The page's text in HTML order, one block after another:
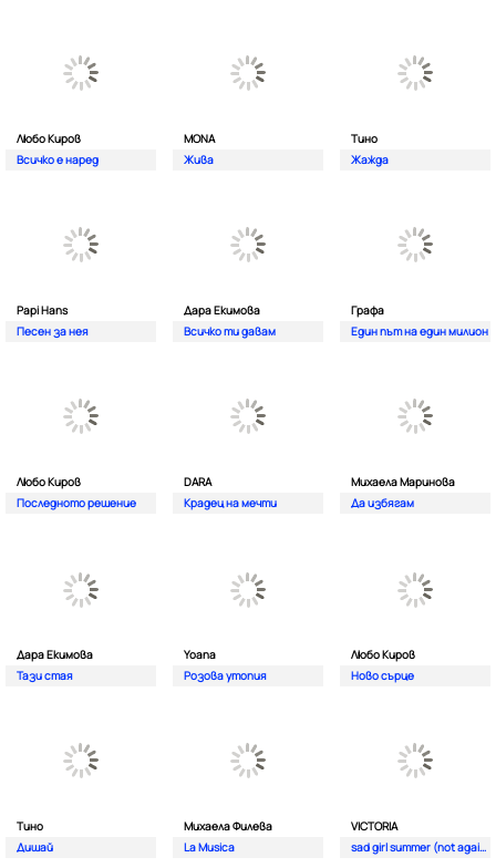
Любо Киров
Всичко е наред
MONA
Жива
Тино
Жажда
Papi Hans
Песен за нея
Дара Екимова
Всичко ти давам
Графа
Един път на един милион
Любо Киров
Последното решение
DARA
Крадец на мечти
Михаела Маринова
Да избягам
Дара Екимова
Тази стая
Yoana
Розова утопия
Любо Киров
Ново сърце
Тино
Дишай
Михаела Филева
La Musica
VICTORIA
sad girl summer (not again)